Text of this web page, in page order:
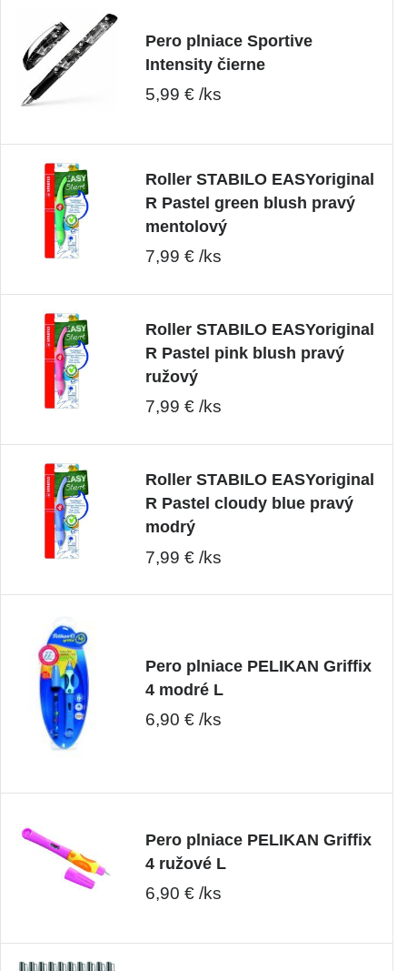
Pero plniace Sportive
Intensity čierne
5,99 € /ks
Roller STABILO EASYoriginal
R Pastel green blush pravý
mentolový
7,99 € /ks
Roller STABILO EASYoriginal
R Pastel pink blush pravý
ružový
7,99 € /ks
Roller STABILO EASYoriginal
R Pastel cloudy blue pravý
modrý
7,99 € /ks
Pero plniace PELIKAN Griffix
4 modré L
6,90 € /ks
Pero plniace PELIKAN Griffix
4 ružové L
6,90 € /ks